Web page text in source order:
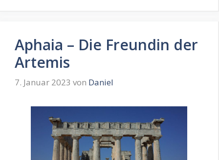
Aphaia – Die Freundin der
Artemis
7. Januar 2023 von Daniel